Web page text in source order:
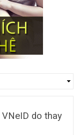
do thay